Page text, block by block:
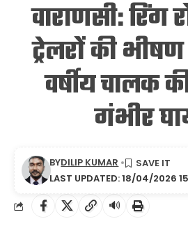
वाराणसी: रिंग
ट्रेलरों की
वर्षीय चालक
गंभीर
LAST UPDATED: 18/04/2026
BYDILIP KUMAR
🔊